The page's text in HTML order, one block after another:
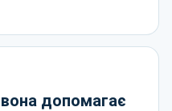
допомагає